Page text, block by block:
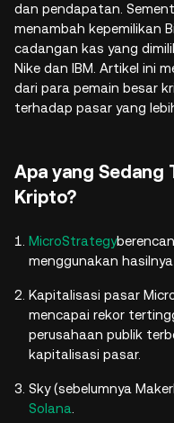
dan pendapatan.
menambah kepemilikan
cadangan kas yang
Nike dan IBM. Artikel ini
dari para pemain besar
terhadap pasar yang
Apa yang Sedang
Kripto?
MicroStrategy
menggunakan
Kapitalisasi pasar
mencapai rekor
perusahaan publik
kapitalisasi pasar.
Sky (sebelumnya
Solana